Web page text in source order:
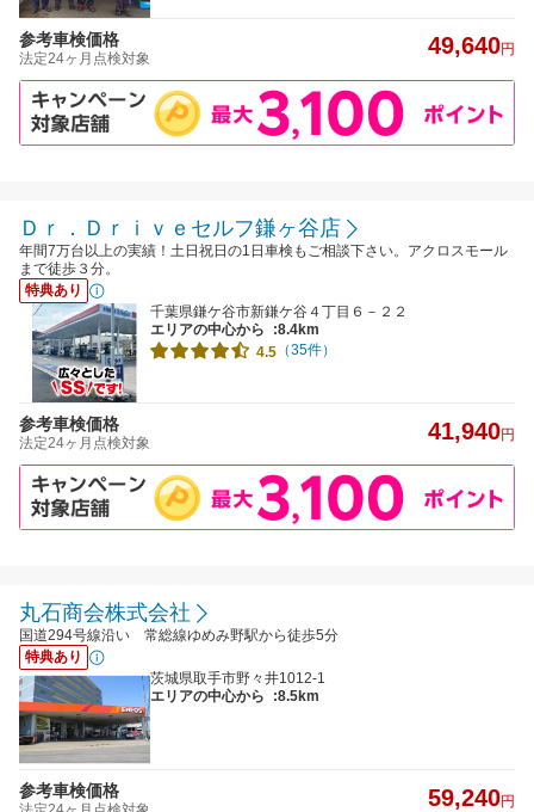
参考車検価格
法定24ヶ月点検対象 49,640円
Ｄｒ．Ｄｒｉｖｅセルフ鎌ヶ谷店
年間7万台以上の実績！土日祝日の1日車検もご相談下さい。アクロスモール
まで徒歩３分。
特典あり
千葉県鎌ケ谷市新鎌ケ谷４丁目６－２２
エリアの中心から
:8.4km
4.5 （35件）
参考車検価格
法定24ヶ月点検対象 41,940円
丸石商会株式会社
国道294号線沿い 常総線ゆめみ野駅から徒歩5分
特典あり
茨城県取手市野々井1012-1
エリアの中心から
:8.5km
参考車検価格 59,240円